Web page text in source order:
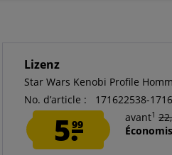
Lizenz
Star Wars Kenobi Profile
No. d’article :
171622538-
5.99
avant1